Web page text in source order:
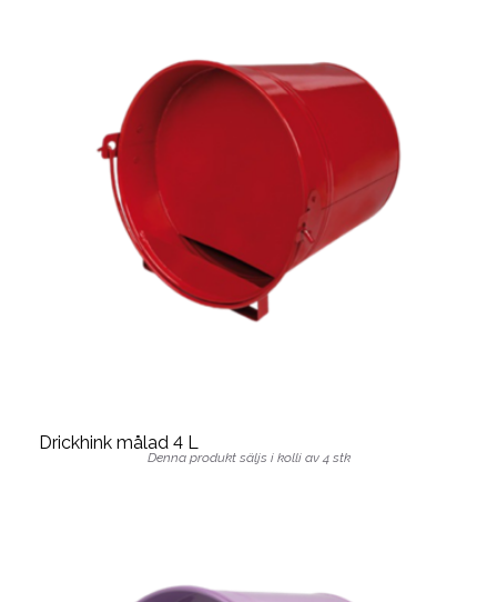
Drickhink målad 4 L
Denna produkt säljs i kolli av 4 stk